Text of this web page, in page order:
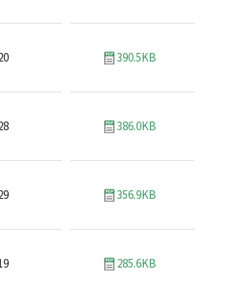
390.5KB
386.0KB
356.9KB
285.6KB